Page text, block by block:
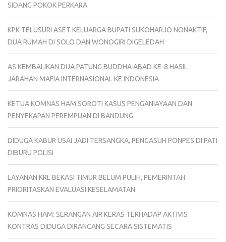
SIDANG POKOK PERKARA
KPK TELUSURI ASET KELUARGA BUPATI SUKOHARJO NONAKTIF,
DUA RUMAH DI SOLO DAN WONOGIRI DIGELEDAH
AS KEMBALIKAN DUA PATUNG BUDDHA ABAD KE-8 HASIL
JARAHAN MAFIA INTERNASIONAL KE INDONESIA
KETUA KOMNAS HAM SOROTI KASUS PENGANIAYAAN DAN
PENYEKAPAN PEREMPUAN DI BANDUNG
DIDUGA KABUR USAI JADI TERSANGKA, PENGASUH PONPES DI PATI
DIBURU POLISI
LAYANAN KRL BEKASI TIMUR BELUM PULIH, PEMERINTAH
PRIORITASKAN EVALUASI KESELAMATAN
KOMNAS HAM: SERANGAN AIR KERAS TERHADAP AKTIVIS
KONTRAS DIDUGA DIRANCANG SECARA SISTEMATIS